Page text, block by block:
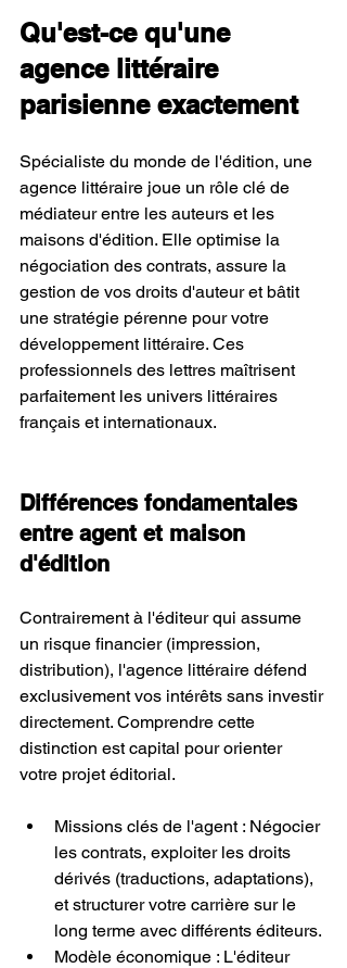
Qu'est-ce qu'une
agence littéraire
parisienne exactement
Spécialiste du monde de l'édition, une
agence littéraire joue un rôle clé de
médiateur entre les auteurs et les
maisons d'édition. Elle optimise la
négociation des contrats, assure la
gestion de vos droits d'auteur et bâtit
une stratégie pérenne pour votre
développement littéraire. Ces
professionnels des lettres maîtrisent
parfaitement les univers littéraires
français et internationaux.
Différences fondamentales
entre agent et maison
d'édition
Contrairement à l'éditeur qui assume
un risque financier (impression,
distribution), l'agence littéraire défend
exclusivement vos intérêts sans investir
directement. Comprendre cette
distinction est capital pour orienter
votre projet éditorial.
Missions clés de l'agent : Négocier
les contrats, exploiter les droits
dérivés (traductions, adaptations),
et structurer votre carrière sur le
long terme avec différents éditeurs.
Modèle économique : L'éditeur